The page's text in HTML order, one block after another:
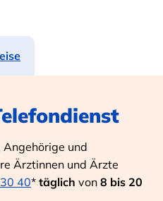
und
Ärztinnen und Ärzte
40* täglich von 8 bis 20